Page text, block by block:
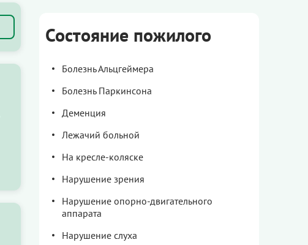
Состояние пожилого
Болезнь Альцгеймера
Болезнь Паркинсона
Деменция
Лежачий больной
На кресле-коляске
Нарушение зрения
Нарушение опорно-двигательного
аппарата
Нарушение слуха